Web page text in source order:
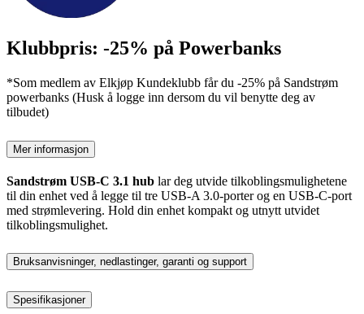
Klubbpris: -25% på Powerbanks
*Som medlem av Elkjøp Kundeklubb får du -25% på Sandstrøm
powerbanks (Husk å logge inn dersom du vil benytte deg av
tilbudet)
Mer informasjon
Sandstrøm USB-C 3.1 hub lar deg utvide tilkoblingsmulighetene
til din enhet ved å legge til tre USB-A 3.0-porter og en USB-C-port
med strømlevering. Hold din enhet kompakt og utnytt utvidet
tilkoblingsmulighet.
Bruksanvisninger, nedlastinger, garanti og support
Spesifikasjoner